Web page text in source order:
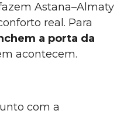
Astana–Almaty
real. Para
a porta da
acontecem.
com a